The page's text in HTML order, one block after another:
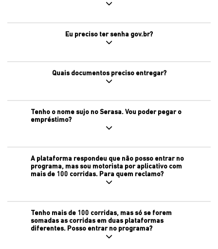
Eu preciso ter senha gov.br?
Quais documentos preciso entregar?
Tenho o nome sujo no Serasa. Vou poder pegar o
empréstimo?
A plataforma respondeu que não posso entrar no
programa, mas sou motorista por aplicativo com
mais de 100 corridas. Para quem reclamo?
Tenho mais de 100 corridas, mas só se forem
somadas as corridas em duas plataformas
diferentes. Posso entrar no programa?